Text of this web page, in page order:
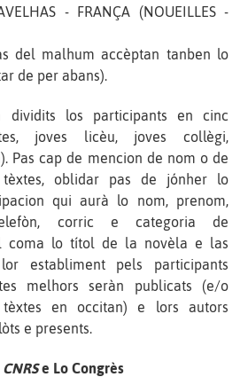
- FRANÇA (NOUEILLES -
del malhum accèptan tanben lo
de per abans).
dividits los participants en cinc
joves licèu, joves collègi,
Pas cap de mencion de nom o de
tèxtes, oblidar pas de jónher lo
qui aurà lo nom, prenom,
corric e categoria de
coma lo títol de la novèla e las
establiment pels participants
melhors seràn publicats (e/o
tèxtes en occitan) e lors autors
e presents.
CNRSe Lo Congrès